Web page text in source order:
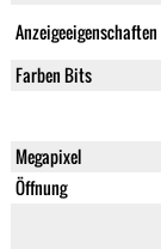
Anzeigeeigenschaften
Farben Bits
Megapixel
Öffnung